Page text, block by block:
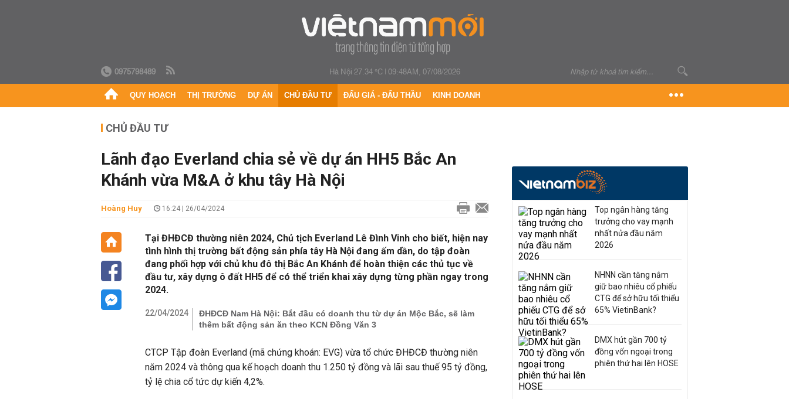
0975798489 Hà Nội 27.34 °C|09:48AM, 07/08/2026
QUY HOẠCH THỊ TRƯỜNG DỰ ÁN CHỦ ĐẦU TƯ ĐẤU GIÁ - ĐẤU THẦU KINH DOANH
CHỦ ĐẦU TƯ
Lãnh đạo Everland chia sẻ về dự án HH5 Bắc An
Khánh vừa M&A ở khu tây Hà Nội
Hoàng Huy 16:24 | 26/04/2024
Tại ĐHĐCĐ thường niên 2024, Chủ tịch Everland Lê Đình Vinh cho biết, hiện nay
tình hình thị trường bất động sản phía tây Hà Nội đang ấm dần, do tập đoàn
đang phối hợp với chủ khu đô thị Bắc An Khánh để hoàn thiện các thủ tục về
đầu tư, xây dựng ô đất HH5 để có thể triển khai xây dựng từng phần ngay trong
2024.
22/04/2024
ĐHĐCĐ Nam Hà Nội: Bắt đầu có doanh thu từ dự án Mộc Bắc, sẽ làm
thêm bất động sản ăn theo KCN Đồng Văn 3
CTCP Tập đoàn Everland (mã chứng khoán: EVG) vừa tổ chức ĐHĐCĐ thường niên
năm 2024 và thông qua kế hoạch doanh thu 1.250 tỷ đồng và lãi sau thuế 95 tỷ đồng,
tỷ lệ chia cổ tức dự kiến 4,2%.
Top ngân hàng tăng
trưởng cho vay mạnh
nhất nửa đầu năm
2026
NHNN cần tăng nắm
giữ bao nhiêu cổ phiếu
CTG để sở hữu tối thiểu
65% VietinBank?
DMX hút gần 700 tỷ
đồng vốn ngoại trong
phiên thứ hai lên HOSE